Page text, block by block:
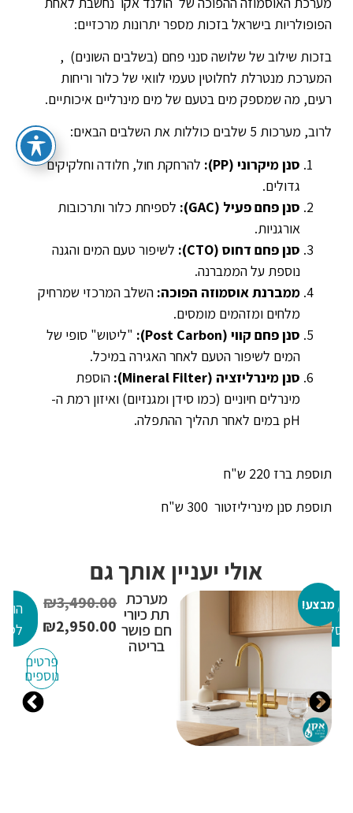
הפופולריות בישראל בזכות מספר יתרונות מרכזיים:
בזכות שילוב של שלושה סנני פחם (בשלבים השונים) ,
המערכת מנטרלת לחלוטין טעמי לוואי של כלור וריחות
רעים, מה שמספק מים בטעם של מים מינרליים איכותיים.
לרוב, מערכות 5 שלבים כוללות את השלבים הבאים:
סנן מיקרוני(PP):
להרחקת חול, חלודה וחלקיקים
גדולים.
סנן פחם פעיל (GAC):
לספיחת כלור ותרכובות
אורגניות.
סנן פחם דחוס(CTO):
לשיפור טעם המים והגנה
נוספת על הממברנה.
ממברנת אוסמוזה הפוכה: השלב המרכזי שמרחיק
מלחים ומזהמים מומסים.
סנן פחם קווי(Post Carbon):
"ליטוש" סופי של
המים לשיפור הטעם לאחר האגירה במיכל.
סנן מינרליזציה (Mineral Filter):
הוספת
מינרלים חיוניים (כמו סידן ומגנזיום) ואיזון רמת ה-
pH במים לאחר תהליך ההתפלה.
תוספת ברז 220 ש"ח
תוספת סנן מינריליזטור 300 ש"ח
אולי יעניין אותך גם
הוספה
לסל
מבצע! מערכת
תת כיורי
חם פושר
בריטה
₪3,490.00
₪2,950.00
פרטים
נוספים
לסל